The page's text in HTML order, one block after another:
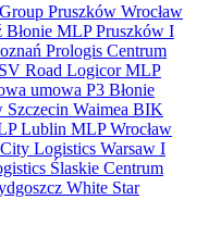
Pruszków Wrocław
Błonie MLP Pruszków I
Prologis Centrum
Road LogicorMLP
umowa P3 Błonie
Szczecin Waimea BIK
Lublin MLP Wrocław
Logistics Warsaw I
Ślaskie Centrum
White Star